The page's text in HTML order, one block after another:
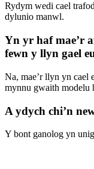
Rydym wedi cael
dylunio manwl.
Yn yr haf mae’r
fewn y llyn gael
Na, mae’r llyn yn
mynnu gwaith
A ydych chi’n
Y bont ganolog yn